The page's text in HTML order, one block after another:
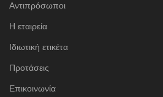
Αντιπρόσωποι
Η εταιρεία
Ιδιωτική ετικέτα
Προτάσεις
Επικοινωνία